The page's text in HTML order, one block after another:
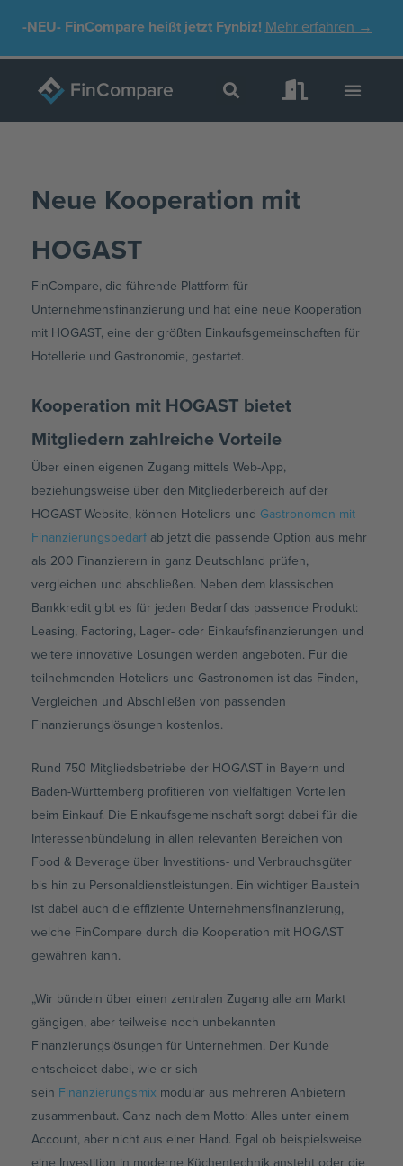
-NEU-FinCompare heißt jetzt Fynbiz! Mehr erfahren →
Neue Kooperation mit
HOGAST
FinCompare, die führende Plattform für
Unternehmensfinanzierung und hat eine neue Kooperation
mit HOGAST, eine der größten Einkaufsgemeinschaften für
Hotellerie und Gastronomie, gestartet.
Kooperation mit HOGAST bietet
Mitgliedern zahlreiche Vorteile
Über einen eigenen Zugang mittels Web-App,
beziehungsweise über den Mitgliederbereich auf der
HOGAST-Website, können Hoteliers und Gastronomen mit
Finanzierungsbedarf ab jetzt die passende Option aus mehr
als 200 Finanzierern in ganz Deutschland prüfen,
vergleichen und abschließen. Neben dem klassischen
Bankkredit gibt es für jeden Bedarf das passende Produkt:
Leasing, Factoring, Lager- oder Einkaufsfinanzierungen und
weitere innovative Lösungen werden angeboten. Für die
teilnehmenden Hoteliers und Gastronomen ist das Finden,
Vergleichen und Abschließen von passenden
Finanzierungslösungen kostenlos.
Rund 750 Mitgliedsbetriebe der HOGAST in Bayern und
Baden-Württemberg profitieren von vielfältigen Vorteilen
beim Einkauf. Die Einkaufsgemeinschaft sorgt dabei für die
Interessenbündelung in allen relevanten Bereichen von
Food & Beverage über Investitions- und Verbrauchsgüter
bis hin zu Personaldienstleistungen. Ein wichtiger Baustein
ist dabei auch die effiziente Unternehmensfinanzierung,
welche FinCompare durch die Kooperation mit HOGAST
gewähren kann.
„Wir bündeln über einen zentralen Zugang alle am Markt
gängigen, aber teilweise noch unbekannten
Finanzierungslösungen für Unternehmen. Der Kunde
entscheidet dabei, wie er sich
sein Finanzierungsmix modular aus mehreren Anbietern
zusammenbaut. Ganz nach dem Motto: Alles unter einem
Account, aber nicht aus einer Hand. Egal ob beispielsweise